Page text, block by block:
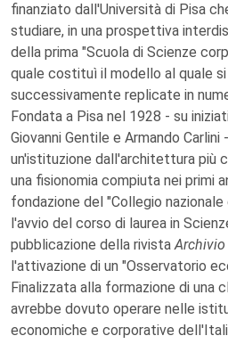
finanziato dall'Università di Pisa
studiare, in una prospettiva
della prima "Scuola di Scienze
quale costituì il modello al quale
successivamente replicate in
Fondata a Pisa nel 1928 - su
Giovanni Gentile e Armando
un'istituzione dall'architettura più
una fisionomia compiuta nei primi
fondazione del "Collegio
l'avvio del corso di laurea in
pubblicazione della rivista
l'attivazione di un "Osservatorio
Finalizzata alla formazione di una
avrebbe dovuto operare nelle
economiche e corporative